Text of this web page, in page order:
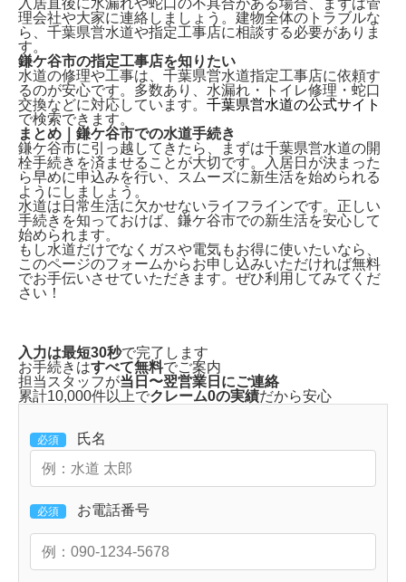
入居直後に水漏れや蛇口の不具合がある場合、まずは管
理会社や大家に連絡しましょう。建物全体のトラブルな
ら、千葉県営水道や指定工事店に相談する必要がありま
す。
鎌ケ谷市の指定工事店を知りたい
水道の修理や工事は、 千葉県営水道指定工事店に依頼す
るのが安心です。多数あり、水漏れ・トイレ修理・蛇口
交換などに対応しています。 千葉県営水道の公式サイト
で検索できます。
まとめ｜鎌ケ谷市での水道手続き
鎌ケ谷市に引っ越してきたら、まずは千葉県営水道の開
栓手続き を済ませることが大切です。入居日が決まった
ら早めに申込みを行い、スムーズに新生活を始められる
ようにしましょう。
水道は日常生活に欠かせないライフラインです。正しい
手続きを知っておけば、鎌ケ谷市での新生活を安心して
始められます。
もし水道だけでなくガスや電気もお得に使いたいなら、
このページのフォームからお申し込みいただければ無料
でお手伝いさせていただきます。ぜひ利用してみてくだ
さい！
入力は最短30秒で完了します
お手続きはすべて無料でご案内
担当スタッフが当日〜翌営業日にご連絡
累計10,000件以上でクレーム0の実績だから安心
必須 氏名
必須 お電話番号